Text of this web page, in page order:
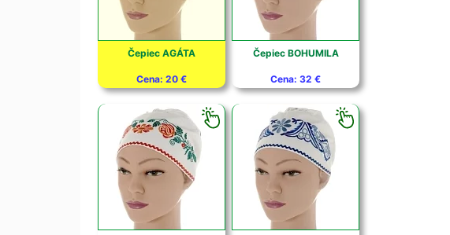
Čepiec AGÁTA
Cena: 20 €
Čepiec BOHUMILA
Cena: 32 €
Orava:
Šariš:
Spiš: